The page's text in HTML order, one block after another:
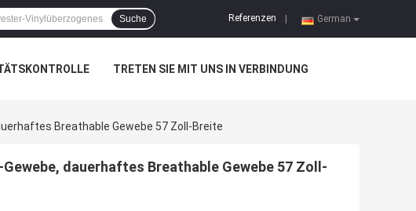
German
Referenzen
Suche
TRETEN SIE MIT UNS IN VERBINDUNG
Breathable Gewebe 57 Zoll-Breite
dauerhaftes Breathable Gewebe 57 Zoll-